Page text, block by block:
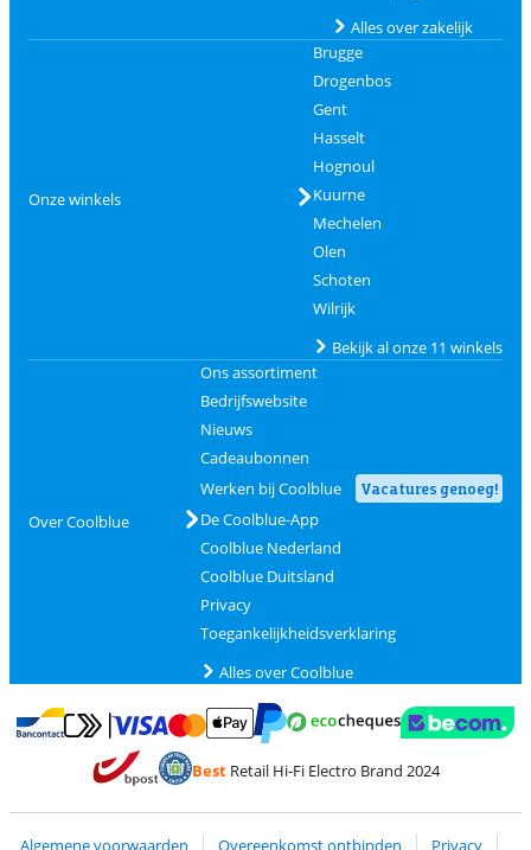
Alles over zakelijk
Onze winkels
Brugge
Drogenbos
Gent
Hasselt
Hognoul
Kuurne
Mechelen
Olen
Schoten
Wilrijk
Bekijk al onze 11 winkels
Over Coolblue
Ons assortiment
Bedrijfswebsite
Nieuws
Cadeaubonnen
Werken bij Coolblue
Vacatures genoeg!
De Coolblue-App
Coolblue Nederland
Coolblue Duitsland
Privacy
Toegankelijkheidsverklaring
Alles over Coolblue
Betalen met Bancontact
Betalen met MasterCard en Visa via ClickToPay
BestRetail Hi-Fi Electro Brand 2024